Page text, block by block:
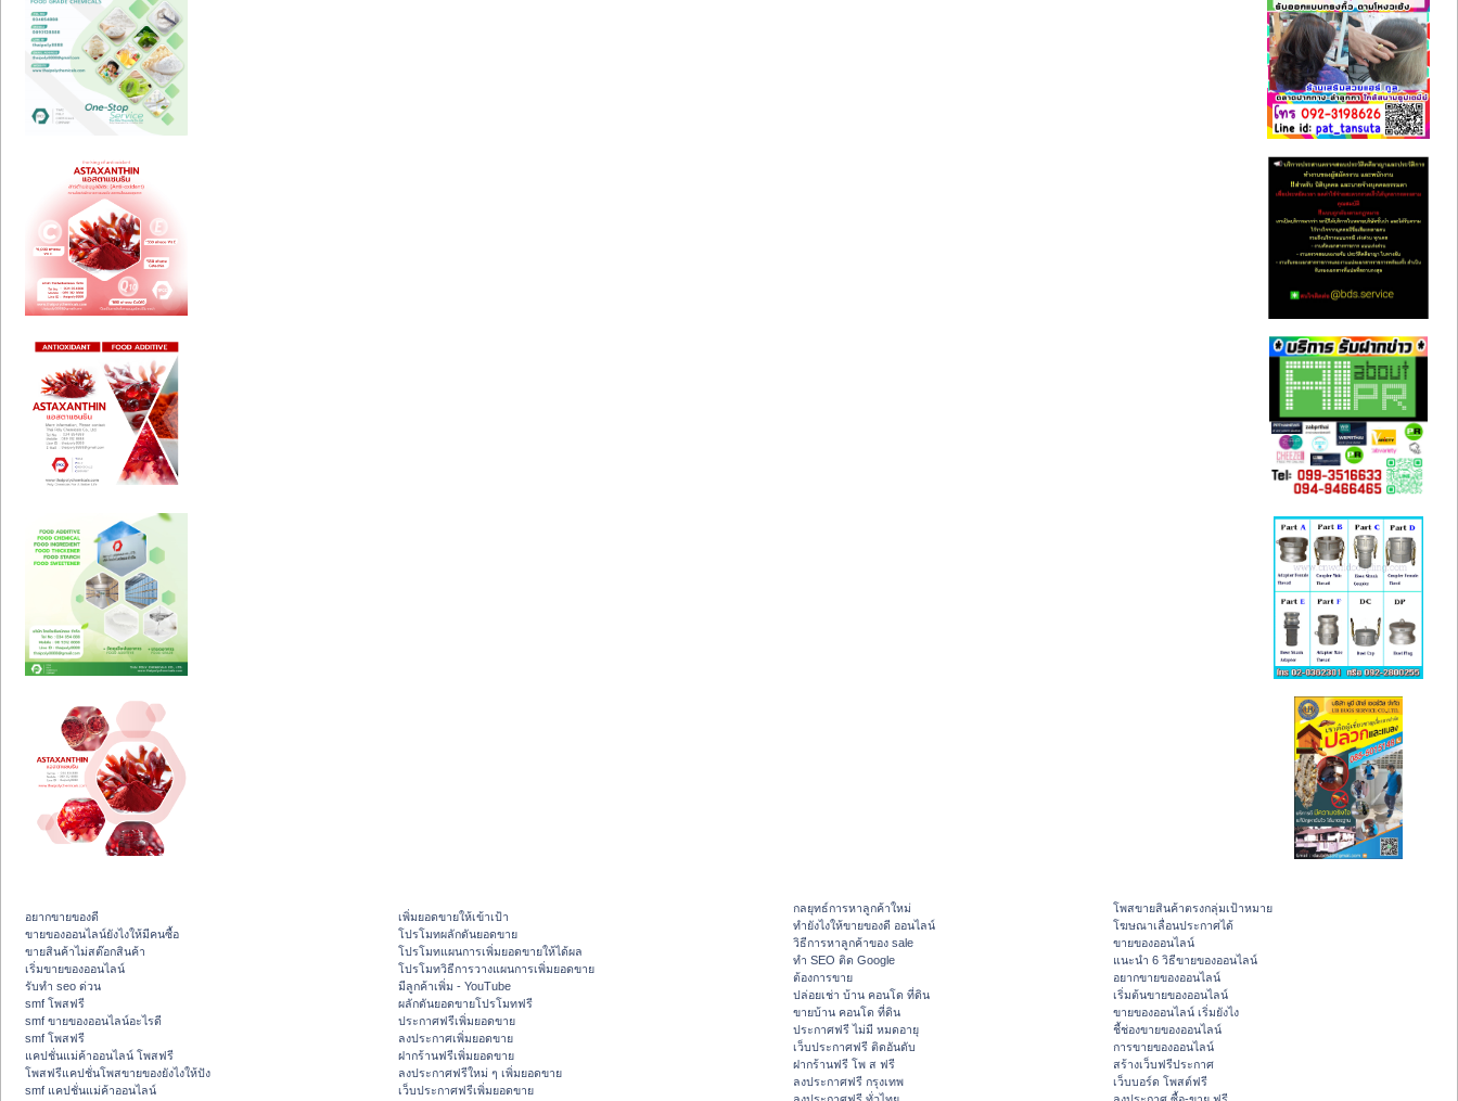
อยากขายของดี
ขายของออนไลน์ยังไงให้มีคนซื้อ
ขายสินค้าไม่สต๊อกสินค้า
เริ่มขายของออนไลน์
รับทำ seo ด่วน
smf โพสฟรี
smf ขายของออนไลน์อะไรดี
smf โพสฟรี
แคปชั่นแม่ค้าออนไลน์ โพสฟรี
โพสฟรีแคปชั่นโพสขายของยังไงให้ปัง
smf แคปชั่นแม่ค้าออนไลน์
เพิ่มยอดขายให้เข้าเป้า
โปรโมทผลักดันยอดขาย
โปรโมทแผนการเพิ่มยอดขายให้ได้ผล
โปรโมทวิธีการวางแผนการเพิ่มยอดขาย
มีลูกค้าเพิ่ม - YouTube
ผลักดันยอดขายโปรโมทฟรี
ประกาศฟรีเพิ่มยอดขาย
ลงประกาศเพิ่มยอดขาย
ฝากร้านฟรีเพิ่มยอดขาย
ลงประกาศฟรีใหม่ ๆ เพิ่มยอดขาย
เว็บประกาศฟรีเพิ่มยอดขาย
กลยุทธ์การหาลูกค้าใหม่
ทํายังไงให้ขายของดี ออนไลน์
วิธีการหาลูกค้าของ sale
ทำ SEO ติด Google
ต้องการขาย
ปล่อยเช่า บ้าน คอนโด ที่ดิน
ขายบ้าน คอนโด ที่ดิน
ประกาศฟรี ไม่มี หมดอายุ
เว็บประกาศฟรี ติดอันดับ
ฝากร้านฟรี โพ ส ฟรี
ลงประกาศฟรี กรุงเทพ
โพสขายสินค้าตรงกลุ่มเป้าหมาย
โฆษณาเลื่อนประกาศได้
ขายของออนไลน์
แนะนำ 6 วิธีขายของออนไลน์
อยากขายของออนไลน์
เริ่มต้นขายของออนไลน์
ขายของออนไลน์ เริ่มยังไง
ชี้ช่องขายของออนไลน์
การขายของออนไลน์
สร้างเว็บฟรีประกาศ
เว็บบอร์ด โพสต์ฟรี